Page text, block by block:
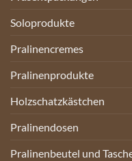
Soloprodukte
Pralinencremes
Pralinenprodukte
Holzschatzkästchen
Pralinendosen
Pralinenbeutel und